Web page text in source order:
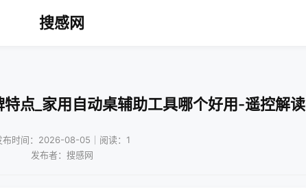
搜感网
点_家用自动桌辅助工具哪个好用-遥控解读
布时间：2026-08-05｜阅读：1
发布者：搜感网